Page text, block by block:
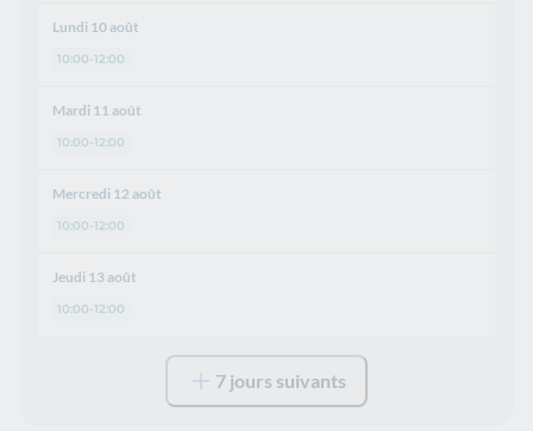
Lundi 10 août
10:00-12:00
Mardi 11 août
10:00-12:00
Mercredi 12 août
10:00-12:00
Jeudi 13 août
10:00-12:00
7 jours suivants